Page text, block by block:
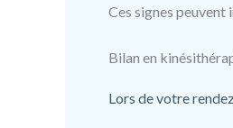
Ces signes peuvent
Bilan en
Lors de votre